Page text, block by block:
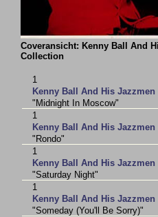
Coveransicht: Kenny Ball And
Collection
1
Kenny Ball And His Jazzmen
"Midnight In Moscow"
1
Kenny Ball And His Jazzmen
"Rondo"
1
Kenny Ball And His Jazzmen
"Saturday Night"
1
Kenny Ball And His Jazzmen
"Someday (You'll Be Sorry)"